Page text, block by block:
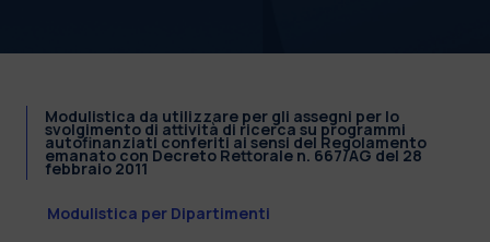
Modulistica da utilizzare per gli assegni per lo
svolgimento di attività di ricerca su programmi
autofinanziati conferiti ai sensi del Regolamento
emanato con Decreto Rettorale n. 667/AG del 28
febbraio 2011
Modulistica per Dipartimenti